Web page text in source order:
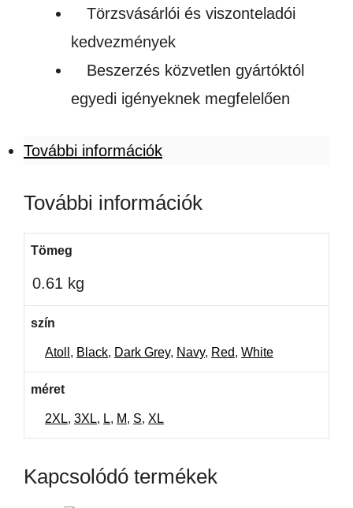
Törzsvásárlói és viszonteladói
kedvezmények
Beszerzés közvetlen gyártóktól
egyedi igényeknek megfelelően
További információk
További információk
Tömeg
0.61 kg
szín
Atoll , Black, Dark Grey, Navy, Red, White
méret
2XL, 3XL, L, M, S, XL
Kapcsolódó termékek